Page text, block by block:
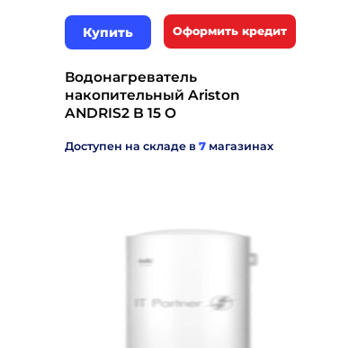
Купить Оформить кредит
Водонагреватель
накопительный Ariston
ANDRIS2 B 15 O
Доступен на складе в 7 магазинах